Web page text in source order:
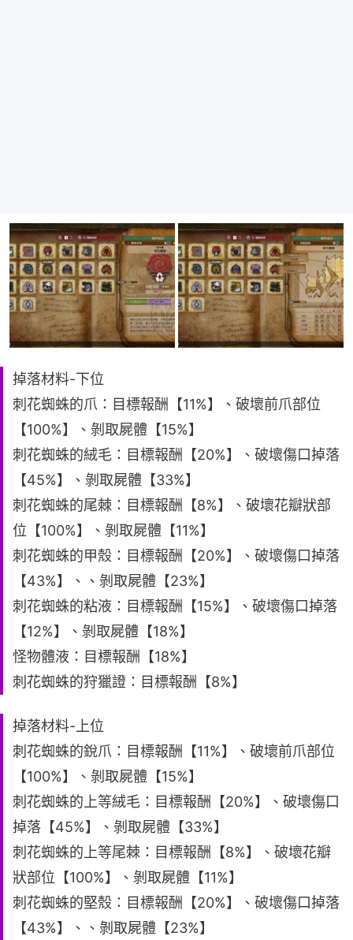
掉落材料-下位
刺花蜘蛛的爪：目標報酬【11%】、破壞前爪部位
【100%】、剝取屍體【15%】
刺花蜘蛛的絨毛：目標報酬【20%】、破壞傷口掉落
【45%】、剝取屍體【33%】
刺花蜘蛛的尾棘：目標報酬【8%】、破壞花瓣狀部
位【100%】、剝取屍體【11%】
刺花蜘蛛的甲殼：目標報酬【20%】、破壞傷口掉落
【43%】、、剝取屍體【23%】
刺花蜘蛛的粘液：目標報酬【15%】、破壞傷口掉落
【12%】、剝取屍體【18%】
怪物體液：目標報酬【18%】
刺花蜘蛛的狩獵證：目標報酬【8%】
掉落材料-上位
刺花蜘蛛的銳爪：目標報酬【11%】、破壞前爪部位
【100%】、剝取屍體【15%】
刺花蜘蛛的上等絨毛：目標報酬【20%】、破壞傷口
掉落【45%】、剝取屍體【33%】
刺花蜘蛛的上等尾棘：目標報酬【8%】、破壞花瓣
狀部位【100%】、剝取屍體【11%】
刺花蜘蛛的堅殼：目標報酬【20%】、破壞傷口掉落
【43%】、、剝取屍體【23%】